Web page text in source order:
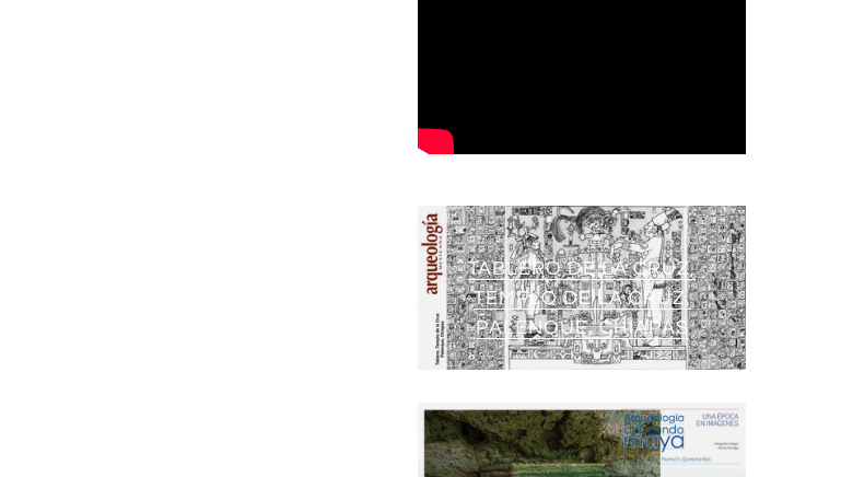
TABLERO DE LA CRUZ,
TEMPLO DE LA CRUZ,
PALENQUE, CHIAPAS